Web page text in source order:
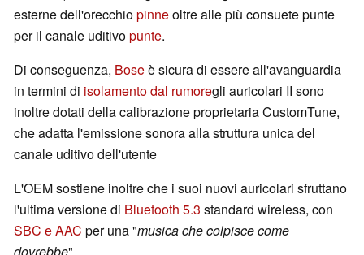
esterne dell'orecchiopinneoltre alle più consuete punte
per il canale uditivopunte.
Di conseguenza, Boseè sicura di essere all'avanguardia
in termini di isolamento dal rumoregli auricolari II sono
inoltre dotati della calibrazione proprietaria CustomTune,
che adatta l'emissione sonora alla struttura unica del
canale uditivo dell'utente
L'OEM sostiene inoltre che i suoi nuovi auricolari sfruttano
l'ultima versione di Bluetooth 5.3 standard wireless, con
SBC e AAC per una "musica che colpisce come